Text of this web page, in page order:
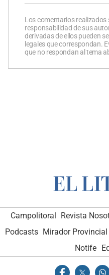
Los comentarios realizados
responsabilidad de sus
derivadas de ellos pueden
legales que correspondan.
que no respondan al tema
Campolitoral Revista
Podcasts Mirador Provincial
Notife